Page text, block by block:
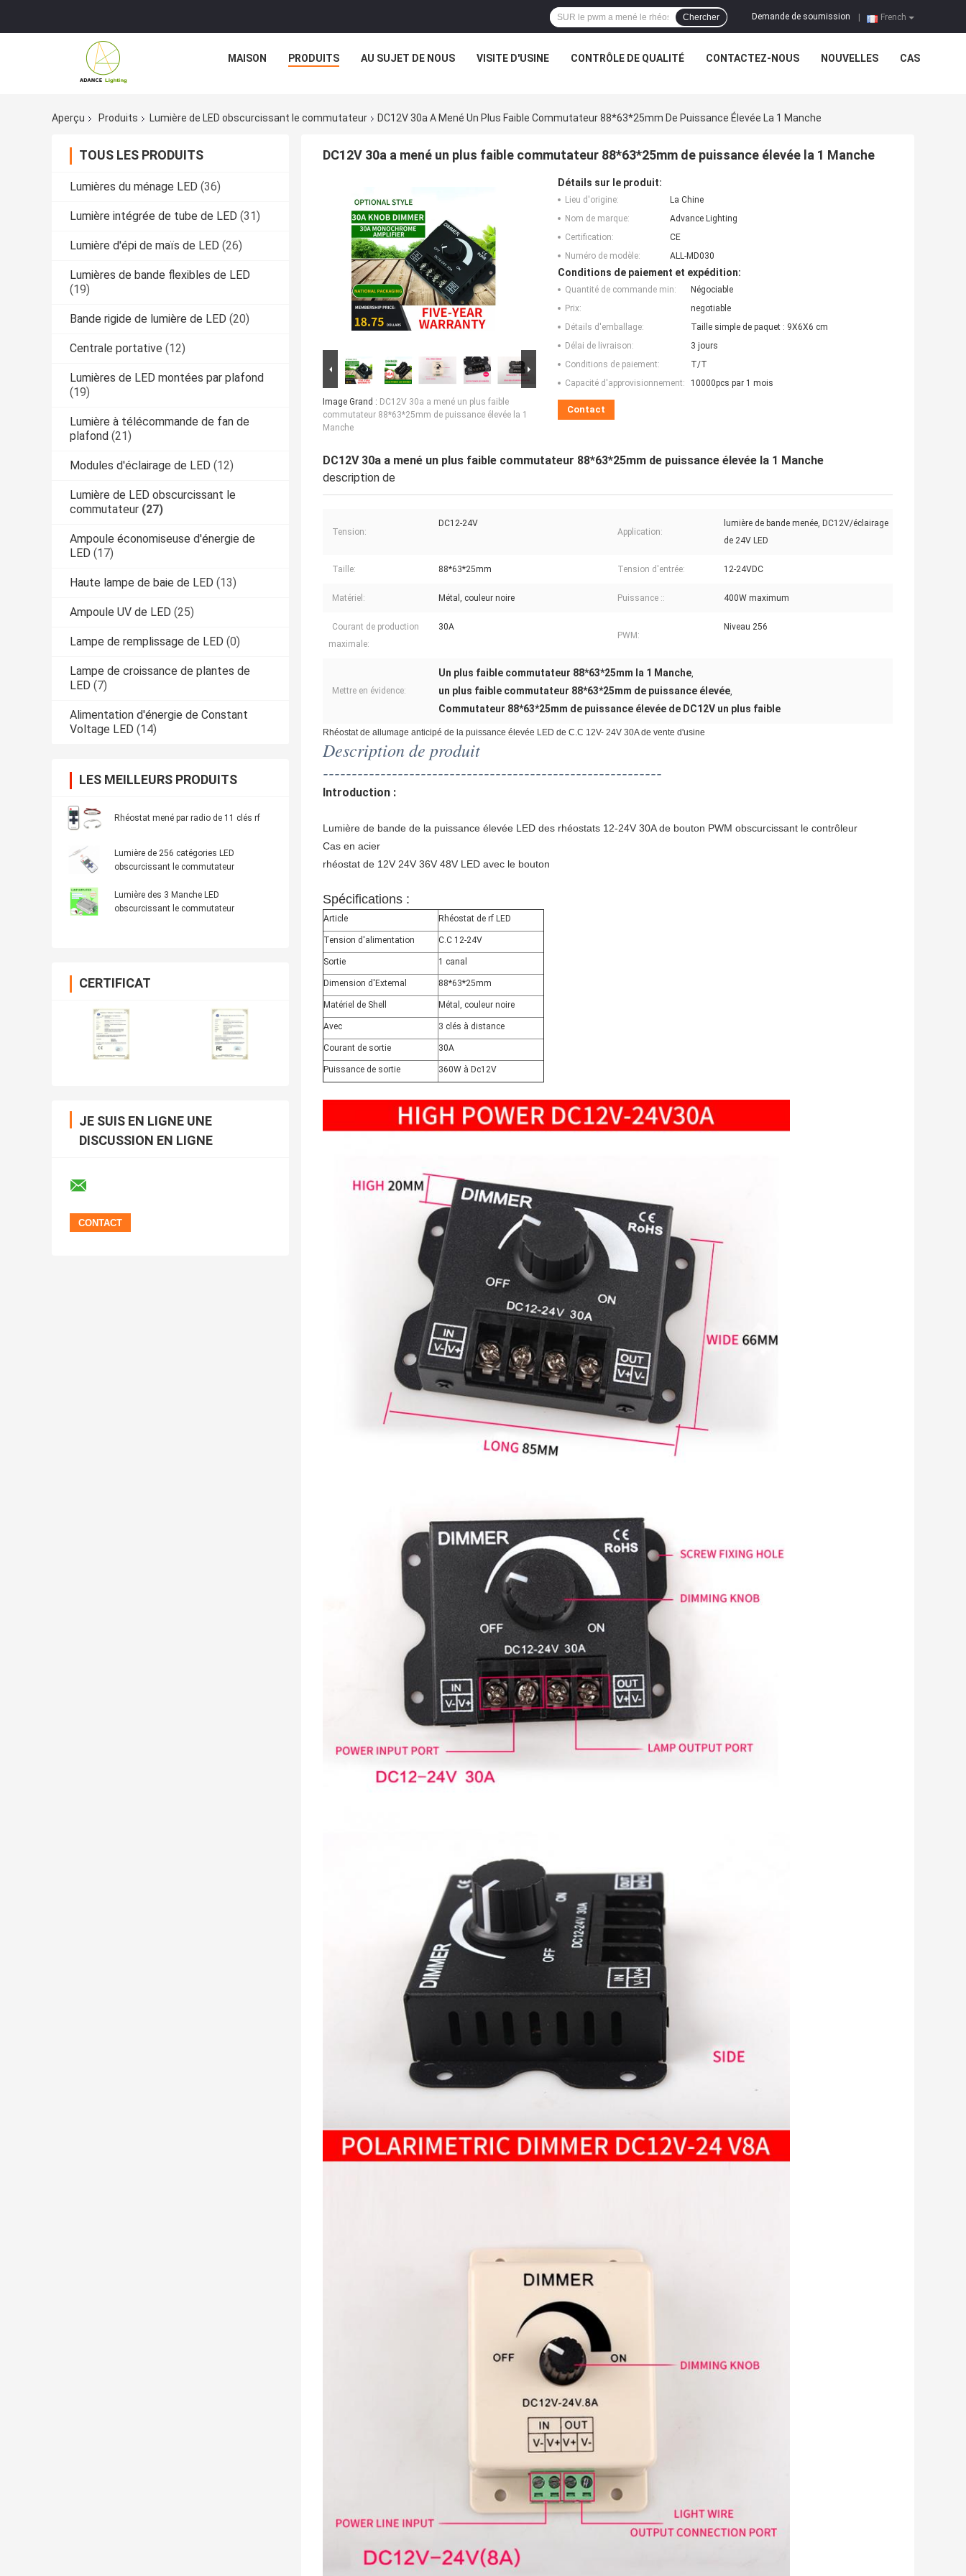
French
Demande de soumission
Chercher
MAISON PRODUITS AU SUJET DE NOUS VISITE D'USINE CONTRÔLE DE QUALITÉ CONTACTEZ-NOUS NOUVELLES CAS
Aperçu Produits Lumière de LED obscurcissant le commutateur DC12V 30a A Mené Un Plus Faible Commutateur 88*63*25mm De Puissance Élevée La 1 Manche
TOUS LES PRODUITS
Lumières du ménage LED (36)
Lumière intégrée de tube de LED (31)
Lumière d'épi de maïs de LED (26)
Lumières de bande flexibles de LED
(19)
Bande rigide de lumière de LED (20)
Centrale portative (12)
Lumières de LED montées par plafond
(19)
Lumière à télécommande de fan de
plafond (21)
Modules d'éclairage de LED (12)
Lumière de LED obscurcissant le
commutateur (27)
Ampoule économiseuse d'énergie de
LED (17)
Haute lampe de baie de LED (13)
Ampoule UV de LED (25)
Lampe de remplissage de LED (0)
Lampe de croissance de plantes de
LED (7)
Alimentation d'énergie de Constant
Voltage LED (14)
LES MEILLEURS PRODUITS
Rhéostat mené par radio de 11 clés rf
Lumière de 256 catégories LED
obscurcissant le commutateur
Lumière des 3 Manche LED
obscurcissant le commutateur
CERTIFICAT
JE SUIS EN LIGNE UNE
DISCUSSION EN LIGNE
DC12V 30a a mené un plus faible commutateur 88*63*25mm de puissance élevée la 1 Manche
Image Grand : DC12V 30a a mené un plus faible
commutateur 88*63*25mm de puissance élevée la 1
Manche
Détails sur le produit:
Lieu d'origine:
La Chine
Nom de marque:
Advance Lighting
Certification:
CE
Numéro de modèle:
ALL-MD030
Conditions de paiement et expédition:
Quantité de commande min:
Négociable
Prix:
negotiable
Détails d'emballage:
Taille simple de paquet : 9X6X6 cm
Délai de livraison:
3 jours
Conditions de paiement:
T/T
Capacité d'approvisionnement:
10000pcs par 1 mois
Contact
DC12V 30a a mené un plus faible commutateur 88*63*25mm de puissance élevée la 1 Manche
description de
Tension:
DC12-24V
Application:
lumière de bande menée, DC12V/éclairage
de 24V LED
Taille: 88*63*25mm Tension d'entrée: 12-24VDC
Matériel: Métal, couleur noire Puissance :: 400W maximum
Courant de production
maximale:
30A
PWM:
Niveau 256
Mettre en évidence:
Un plus faible commutateur 88*63*25mm la 1 Manche,
un plus faible commutateur 88*63*25mm de puissance élevée,
Commutateur 88*63*25mm de puissance élevée de DC12V un plus faible
Rhéostat de allumage anticipé de la puissance élevée LED de C.C 12V- 24V 30A de vente d'usine
Description de produit
-----------------------------------------------------------
Introduction :
Lumière de bande de la puissance élevée LED des rhéostats 12-24V 30A de bouton PWM obscurcissant le contrôleur
Cas en acier
rhéostat de 12V 24V 36V 48V LED avec le bouton
Spécifications :
Article Rhéostat de rf LED
Tension d'alimentation C.C 12-24V
Sortie 1 canal
Dimension d'Extemal 88*63*25mm
Matériel de Shell Métal, couleur noire
Avec 3 clés à distance
Courant de sortie 30A
Puissance de sortie 360W à Dc12V